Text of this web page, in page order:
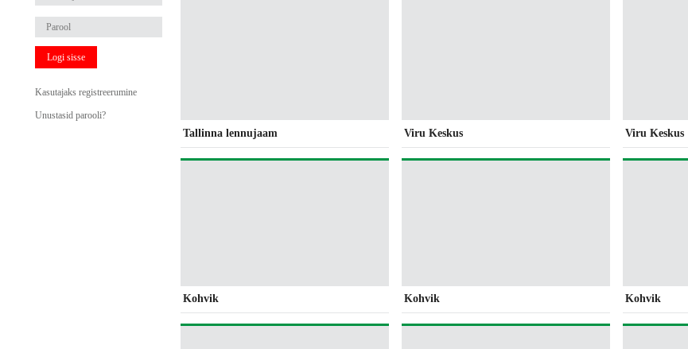
Logi sisse
Kasutajaks registreerumine
Unustasid parooli?
Tallinna lennujaam Viru Keskus Viru Keskus
Kohvik Kohvik Kohvik